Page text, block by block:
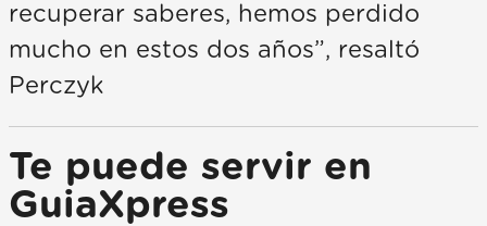
recuperar saberes, hemos perdido
mucho en estos dos años”, resaltó
Perczyk
Te puede servir en
GuiaXpress